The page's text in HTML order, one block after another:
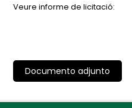
Veure informe de licitació:
Documento adjunto